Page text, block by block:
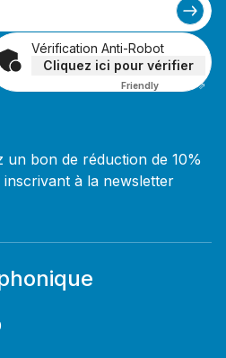
Vérification Anti-Robot
Cliquez ici pour vérifier
Friendly Captcha ⇗
un bon de réduction de 10%
à la newsletter